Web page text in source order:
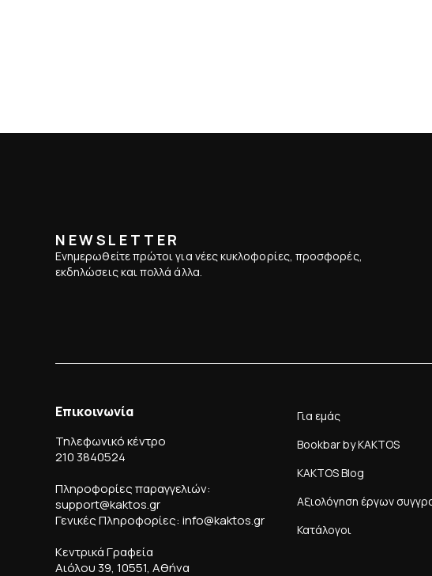
NEWSLETTER
Ενημερωθείτε πρώτοι για νέες κυκλοφορίες, προσφορές,
εκδηλώσεις και πολλά άλλα.
Επικοινωνία
Τηλεφωνικό κέντρο
210 3840524
Πληροφορίες παραγγελιών:
support@kaktos.gr
Γενικές Πληροφορίες: info@kaktos.gr
Κεντρικά Γραφεία
Αιόλου 39, 10551, Αθήνα
Για εμάς
Bookbar by KAKTOS
KAKTOS Blog
Αξιολόγηση έργων
Κατάλογοι